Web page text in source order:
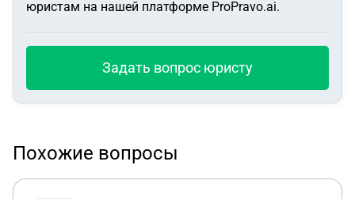
юристам на нашей платформе ProPravo.ai.
Задать вопрос юристу
Похожие вопросы